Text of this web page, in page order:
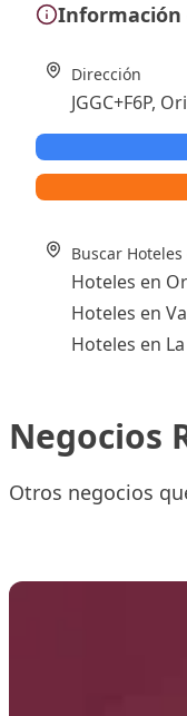
Información
Dirección
JGGC+F6P,
Buscar
Hoteles en
Hoteles en
Hoteles en
Negocios
Otros negocios